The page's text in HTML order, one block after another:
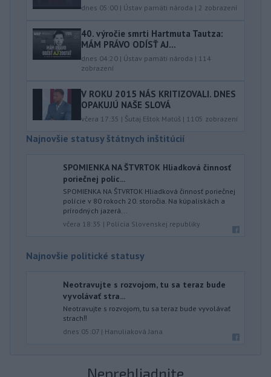
dnes 05:00 | Ústav pamäti národa | 2 zobrazení
40.⁠ ⁠výročie smrti Hartmuta Tautza:
MÁM PRÁVO ODÍSŤ AJ...
dnes 04:20 | Ústav pamäti národa | 114
zobrazení
V ROKU 2015 NÁS KRITIZOVALI. DNES
OPAKUJÚ NAŠE SLOVÁ
včera 17:35 | Šutaj Eštok Matúš | 1105 zobrazení
Najnovšie statusy štátnych inštitúcií
SPOMIENKA NA ŠTVRTOK Hliadková činnosť
poriečnej políc...
SPOMIENKA NA ŠTVRTOK Hliadková činnosť poriečnej
polície v 80 rokoch 20. storočia. Na kúpaliskách a
prírodných jazerá...
včera 18:35 | Polícia Slovenskej republiky
Najnovšie politické statusy
Neotravujte s rozvojom, tu sa teraz bude
vyvolávať stra...
Neotravujte s rozvojom, tu sa teraz bude vyvolávať
strach‼️
dnes 05:07 | Hanuliaková Jana
Neprehliadnite